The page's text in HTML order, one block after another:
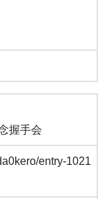
握手会
entry-1021